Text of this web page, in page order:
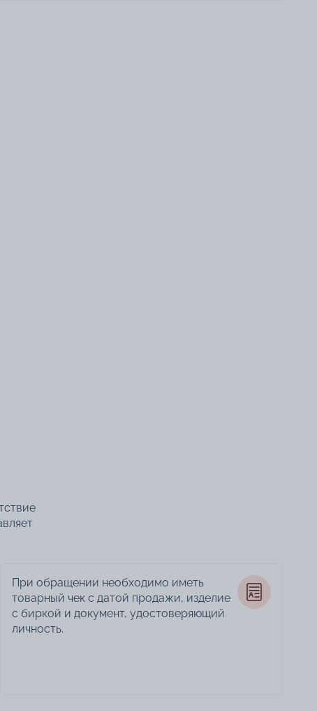
При обращении необходимо иметь
товарный чек с датой продажи, изделие
с биркой и документ, удостоверяющий
личность.